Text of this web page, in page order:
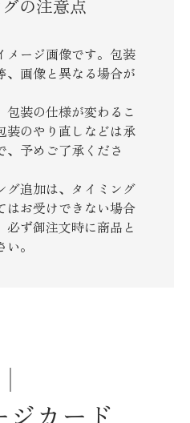
の注意点
メージ画像です。包装
、画像と異なる場合が
包装の仕様が変わるこ
装のやり直しなどは承
、予めご了承くださ
グ追加は、タイミング
はお受けできない場合
必ず御注文時に商品と
。
ジカード